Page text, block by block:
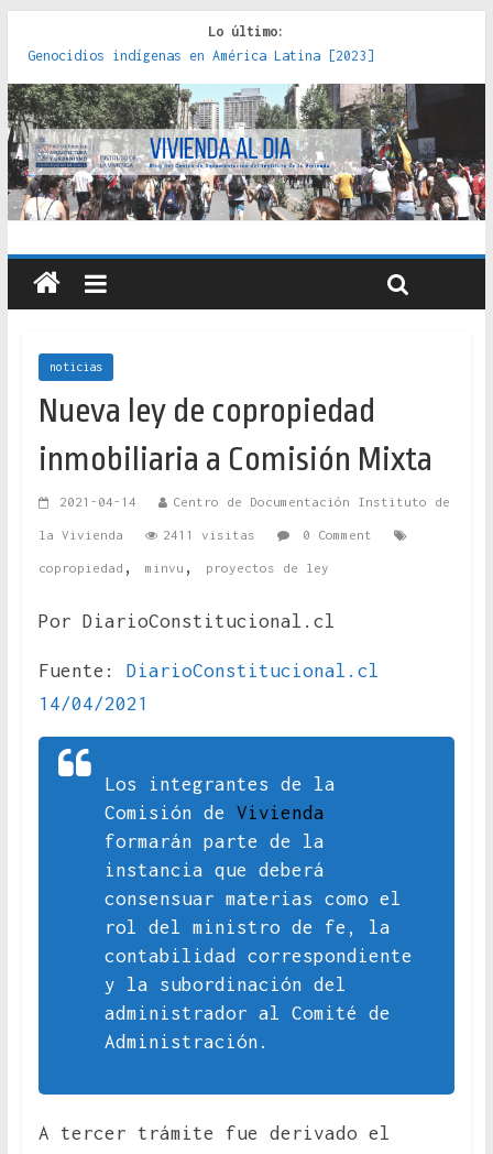
Lo último:
Genocidios indígenas en América Latina [2023]
Estudios sobre la espacialización de los Estados :
políticas, prácticas y representaciones [2022]
Donde el pedernal choca con el acero : hacia una teoría
crítica de las fronteras latinoamericanas [2020]
Criterios técnicos para una vivienda adecuada [2019]
Red de consultorios de la Caja del Seguro Obrero en
Santiago : un patrimonio emblemático [2014]
noticias
Nueva ley de copropiedad
inmobiliaria a Comisión Mixta
2021-04-14 Centro de Documentación Instituto de
la Vivienda 2411 visitas 0 Comment
copropiedad , minvu , proyectos de ley
Por DiarioConstitucional.cl
Fuente: DiarioConstitucional.cl
14/04/2021
Los integrantes de la
Comisión de Vivienda
formarán parte de la
instancia que deberá
consensuar materias como el
rol del ministro de fe, la
contabilidad correspondiente
y la subordinación del
administrador al Comité de
Administración.
A tercer trámite fue derivado el